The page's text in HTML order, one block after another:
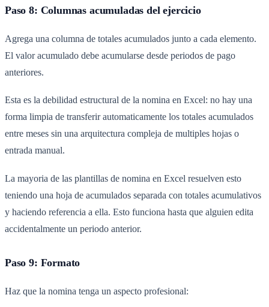
Paso 8: Columnas acumuladas del ejercicio
Agrega una columna de totales acumulados junto a cada elemento.
El valor acumulado debe acumularse desde periodos de pago
anteriores.
Esta es la debilidad estructural de la nomina en Excel: no hay una
forma limpia de transferir automaticamente los totales acumulados
entre meses sin una arquitectura compleja de multiples hojas o
entrada manual.
La mayoria de las plantillas de nomina en Excel resuelven esto
teniendo una hoja de acumulados separada con totales acumulativos
y haciendo referencia a ella. Esto funciona hasta que alguien edita
accidentalmente un periodo anterior.
Paso 9: Formato
Haz que la nomina tenga un aspecto profesional: